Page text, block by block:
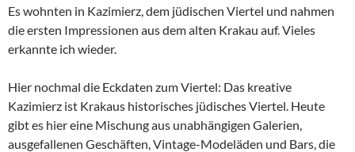
Es wohnten in Kazimierz, dem jüdischen Viertel und nahmen
die ersten Impressionen aus dem alten Krakau auf. Vieles
erkannte ich wieder.
Hier nochmal die Eckdaten zum Viertel: Das kreative
Kazimierz ist Krakaus historisches jüdisches Viertel. Heute
gibt es hier eine Mischung aus unabhängigen Galerien,
ausgefallenen Geschäften, Vintage-Modeläden und Bars, die